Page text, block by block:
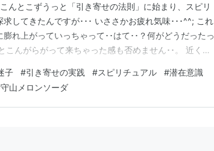
んとこずうっと「引き寄せの法則」に始まり、スピリ
してきたんですが･･･ いささかお疲れ気味･･･^^; これ
れ上がっていっちゃって･･はて･･？何がどうだったっ
こんがらがって来ちゃった感も否めません･･。 近くこ
論みたいなものばかりを掻き集めるばかりになっちゃ
子 #引き寄せの実践 #スピリチュアル #潜在意識
守山メロンソーダ